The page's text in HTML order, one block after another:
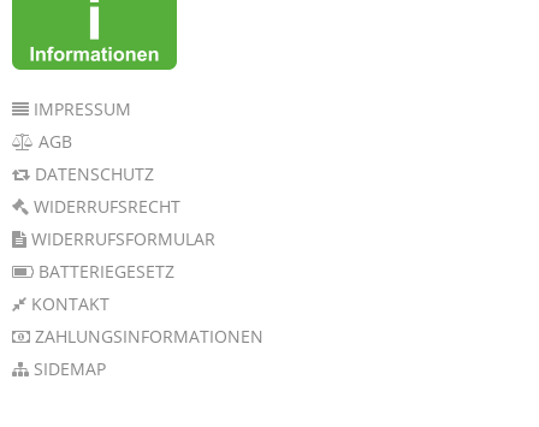
IMPRESSUM
AGB
DATENSCHUTZ
WIDERRUFSRECHT
WIDERRUFSFORMULAR
BATTERIEGESETZ
KONTAKT
ZAHLUNGSINFORMATIONEN
SIDEMAP